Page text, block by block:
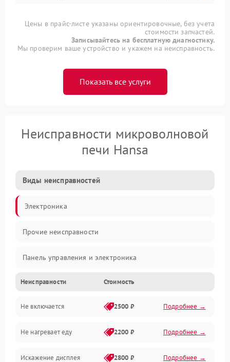
Цены в прайс-листе указаны ориентировочные, без учета
стоимости запчастей.
Записывайтесь на бесплатную диагностику.
Мы проверим ваше устройство и укажем на неисправность.
Показать все услуги
Неисправности микроволновой
печи Hansa
Виды неисправностей
Электроника
Прочие неисправности
Панель управления и электроника
Дверца и корпус
Механика и внутренние элементы
Механические повреждения
Питание и запуск
Неисправности Стоимость
Не включается 2500 ₽ Подробнее →
Не нагревает еду 2200 ₽ Подробнее →
Искажение дисплея 2800 ₽ Подробнее →